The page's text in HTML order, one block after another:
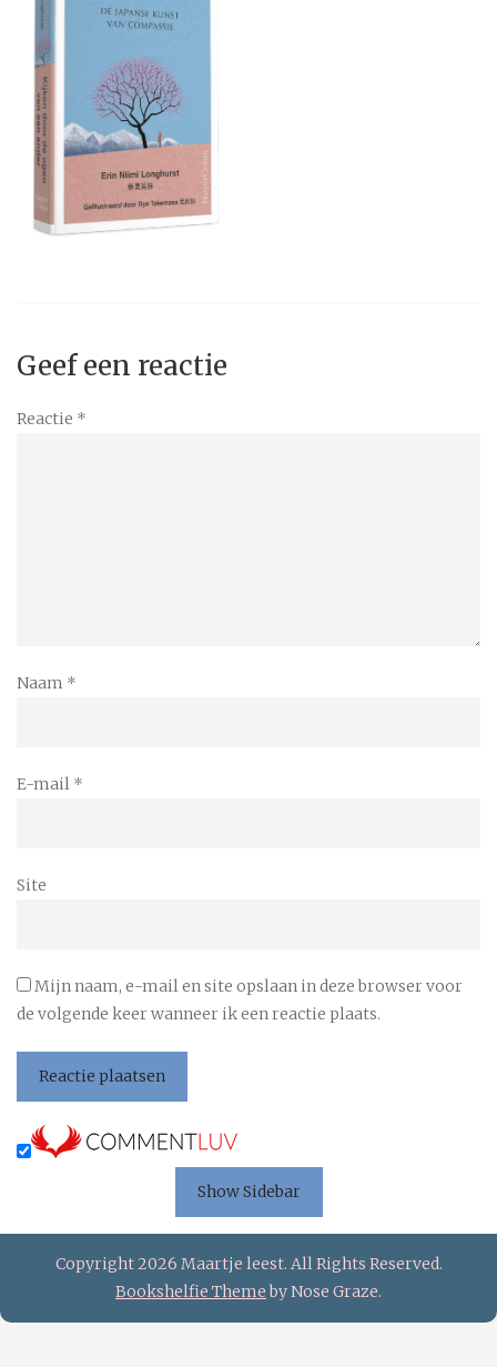
Geef een reactie
Reactie *
Naam *
E-mail *
Site
Mijn naam, e-mail en site opslaan in deze browser voor
de volgende keer wanneer ik een reactie plaats.
Show Sidebar
Copyright 2026 Maartje leest. All Rights Reserved.
Bookshelfie Themeby Nose Graze.